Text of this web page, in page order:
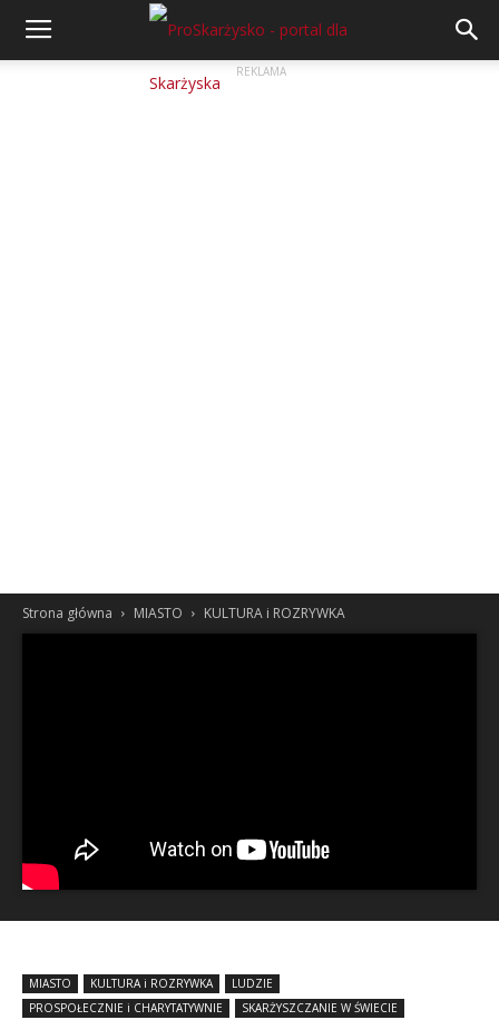
REKLAMA
Strona główna MIASTO KULTURA i ROZRYWKA
MIASTO KULTURA i ROZRYWKA
LUDZIE
PROSPOŁECZNIE i CHARYTATYWNIE
SKARŻYSZCZANIE W ŚWIECIE